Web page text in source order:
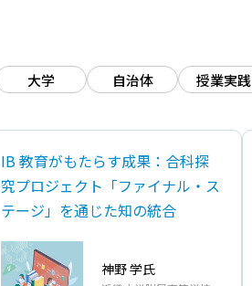
大学 自治体 授業実践
IB 教育がもたらす成果：合科探
究プロジェクト「ファイナル‧ス
テージ」を通じた知の統合
神野 学氏